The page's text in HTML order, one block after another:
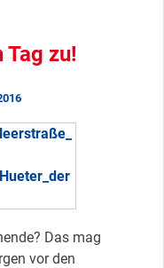
zu!
Das mag
vor den